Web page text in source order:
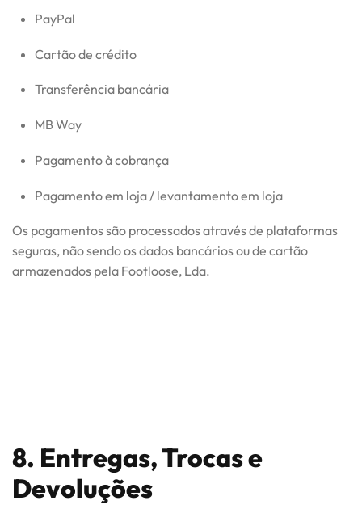
PayPal
Cartão de crédito
Transferência bancária
MB Way
Pagamento à cobrança
Pagamento em loja / levantamento em loja
Os pagamentos são processados através de plataformas
seguras, não sendo os dados bancários ou de cartão
armazenados pela Footloose, Lda.
8. Entregas, Trocas e
Devoluções